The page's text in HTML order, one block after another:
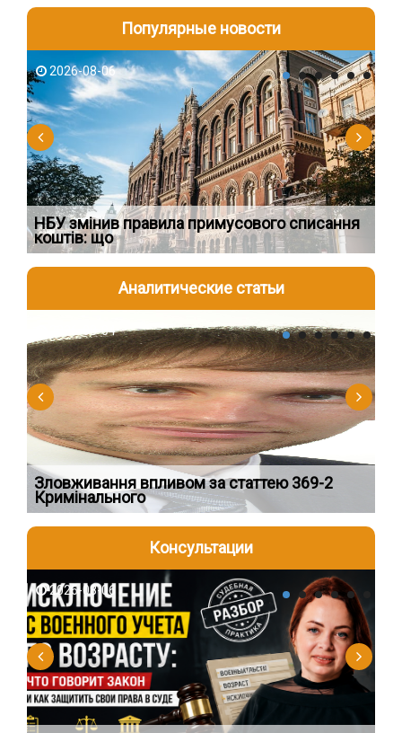
Популярные новости
2026-08-06
НБУ змінив правила примусового списання
коштів: що
Аналитические статьи
2026-08-04
Зловживання впливом за статтею 369-2
Кримінального
Консультации
2026-08-06